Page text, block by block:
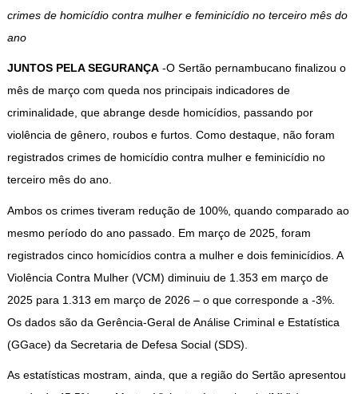
crimes de homicídio contra mulher e feminicídio no terceiro mês do
ano
JUNTOS PELA SEGURANÇA-O Sertão pernambucano finalizou o
mês de março com queda nos principais indicadores de
criminalidade, que abrange desde homicídios, passando por
violência de gênero, roubos e furtos. Como destaque, não foram
registrados crimes de homicídio contra mulher e feminicídio no
terceiro mês do ano.
Ambos os crimes tiveram redução de 100%, quando comparado ao
mesmo período do ano passado. Em março de 2025, foram
registrados cinco homicídios contra a mulher e dois feminicídios. A
Violência Contra Mulher (VCM) diminuiu de 1.353 em março de
2025 para 1.313 em março de 2026 – o que corresponde a -3%.
Os dados são da Gerência-Geral de Análise Criminal e Estatística
(GGace) da Secretaria de Defesa Social (SDS).
As estatísticas mostram, ainda, que a região do Sertão apresentou